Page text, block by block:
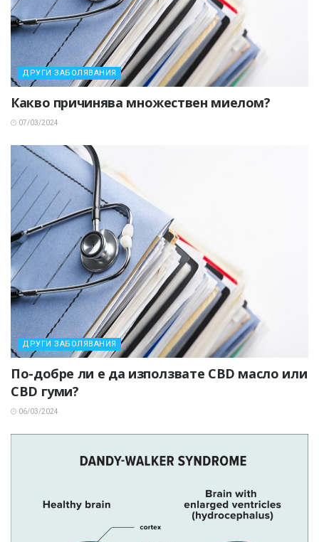
ДРУГИ ЗАБОЛЯВАНИЯ
Какво причинява множествен миелом?
07/03/2024
ДРУГИ ЗАБОЛЯВАНИЯ
По-добре ли е да използвате CBD масло или
CBD гуми?
06/03/2024